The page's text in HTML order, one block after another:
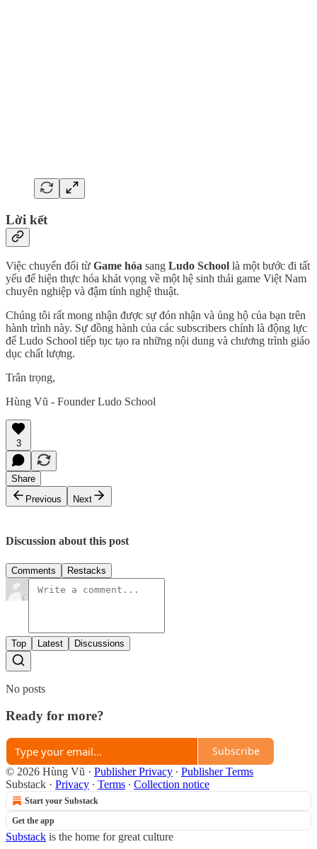
Lời kết
Việc chuyển đổi từ Game hóa sang Ludo School là một bước đi tất
yếu để hiện thực hóa khát vọng về một hệ sinh thái game Việt Nam
chuyên nghiệp và đậm tính nghệ thuật.
Chúng tôi rất mong nhận được sự đón nhận và ủng hộ của bạn trên
hành trình này. Sự đồng hành của các subscribers chính là động lực
để Ludo School tiếp tục tạo ra những nội dung và chương trình giáo
dục chất lượng.
Trân trọng,
Hùng Vũ - Founder Ludo School
3
Share
Previous
Next
Discussion about this post
Comments Restacks
Top Latest Discussions
No posts
Ready for more?
Subscribe
© 2026 Hùng Vũ · Publisher Privacy ∙ Publisher Terms
Substack · Privacy ∙ Terms ∙ Collection notice
Start your Substack
Get the app
Substack is the home for great culture